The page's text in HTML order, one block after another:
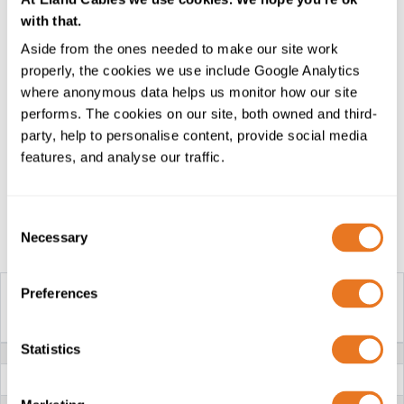
with that.
Aside from the ones needed to make our site work
properly, the cookies we use include Google Analytics
where anonymous data helps us monitor how our site
performs. The cookies on our site, both owned and third-
party, help to personalise content, provide social media
features, and analyse our traffic.
Selection
Necessary
Preferences
Statistics
O cabo AXQJ-F está também disponível com materiais
de revestimento alternativos - PE (Polietileno) para os
modelos
AXLJ-F e FXLJ-F
(alumínio ou cobre), adequados
para instalação em condutas de cabos onde existe
presença de água. Os cabos de alimentação de baixa
tensão LSZH de 1 kV
com condutores de alumínio e
cobre também estão disponíveis como parte do
portfólio de cabos padrão sueco.
TENSÃO NOMINAL
12/20 (24)kV